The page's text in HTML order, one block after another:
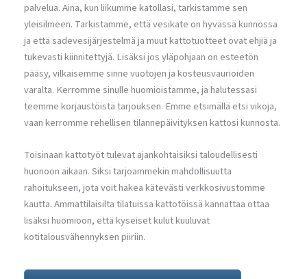
palvelua. Aina, kun liikumme katollasi, tarkistamme sen
yleisilmeen. Tarkistamme, että vesikate on hyvässä kunnossa
ja että sadevesijärjestelmä ja muut kattotuotteet ovat ehjiä ja
tukevasti kiinnitettyjä. Lisäksi jos yläpohjaan on esteetön
pääsy, vilkaisemme sinne vuotojen ja kosteusvaurioiden
varalta. Kerromme sinulle huomioistamme, ja halutessasi
teemme korjaustöistä tarjouksen. Emme etsimällä etsi vikoja,
vaan kerromme rehellisen tilannepäivityksen kattosi kunnosta.
Toisinaan kattotyöt tulevat ajankohtaisiksi taloudellisesti
huonoon aikaan. Siksi tarjoammekin mahdollisuutta
rahoitukseen, jota voit hakea kätevästi verkkosivustomme
kautta. Ammattilaisilta tilatuissa kattotöissä kannattaa ottaa
lisäksi huomioon, että kyseiset kulut kuuluvat
kotitalousvähennyksen piiriin.